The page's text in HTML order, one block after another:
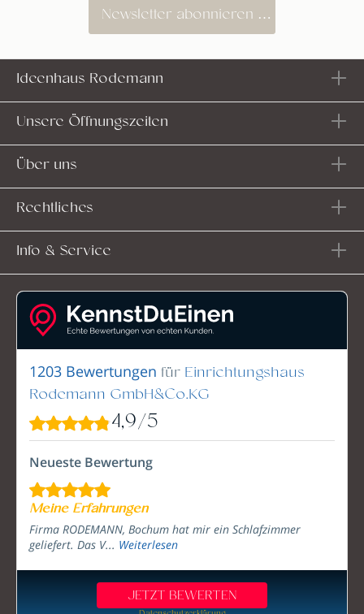
Newsletter abonnieren
Ideenhaus Rodemann
Unsere Öffnungszeiten
Über uns
Rechtliches
Info & Service
1203 Bewertungen fürEinrichtungshaus
Rodemann GmbH&Co.KG
4,9/5
Neueste Bewertung
Meine Erfahrungen
Firma RODEMANN, Bochum hat mir ein Schlafzimmer
geliefert. Das V... Weiterlesen
JETZT BEWERTEN